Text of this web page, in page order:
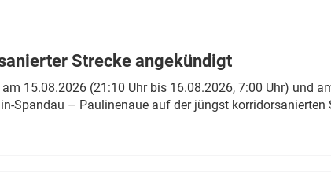
Strecke angekündigt
15.08.2026 (21:10 Uhr bis 16.08.2026, 7:00 Uhr) und
Spandau – Paulinenaue auf der jüngst